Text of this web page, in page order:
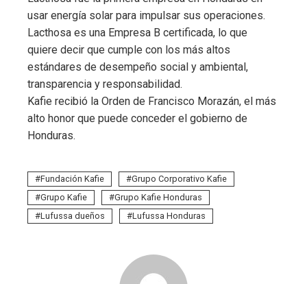
usar energía solar para impulsar sus operaciones.
Lacthosa es una Empresa B certificada, lo que
quiere decir que cumple con los más altos
estándares de desempeño social y ambiental,
transparencia y responsabilidad.
Kafie recibió la Orden de Francisco Morazán, el más
alto honor que puede conceder el gobierno de
Honduras.
Fundación Kafie
Grupo Corporativo Kafie
Grupo Kafie
Grupo Kafie Honduras
Lufussa dueños
Lufussa Honduras